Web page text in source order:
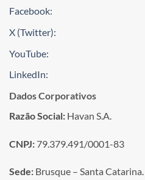
Facebook:
X (Twitter):
YouTube:
LinkedIn:
Dados Corporativos
Razão Social: Havan S.A.
CNPJ: 79.379.491/0001-83
Sede: Brusque – Santa Catarina.